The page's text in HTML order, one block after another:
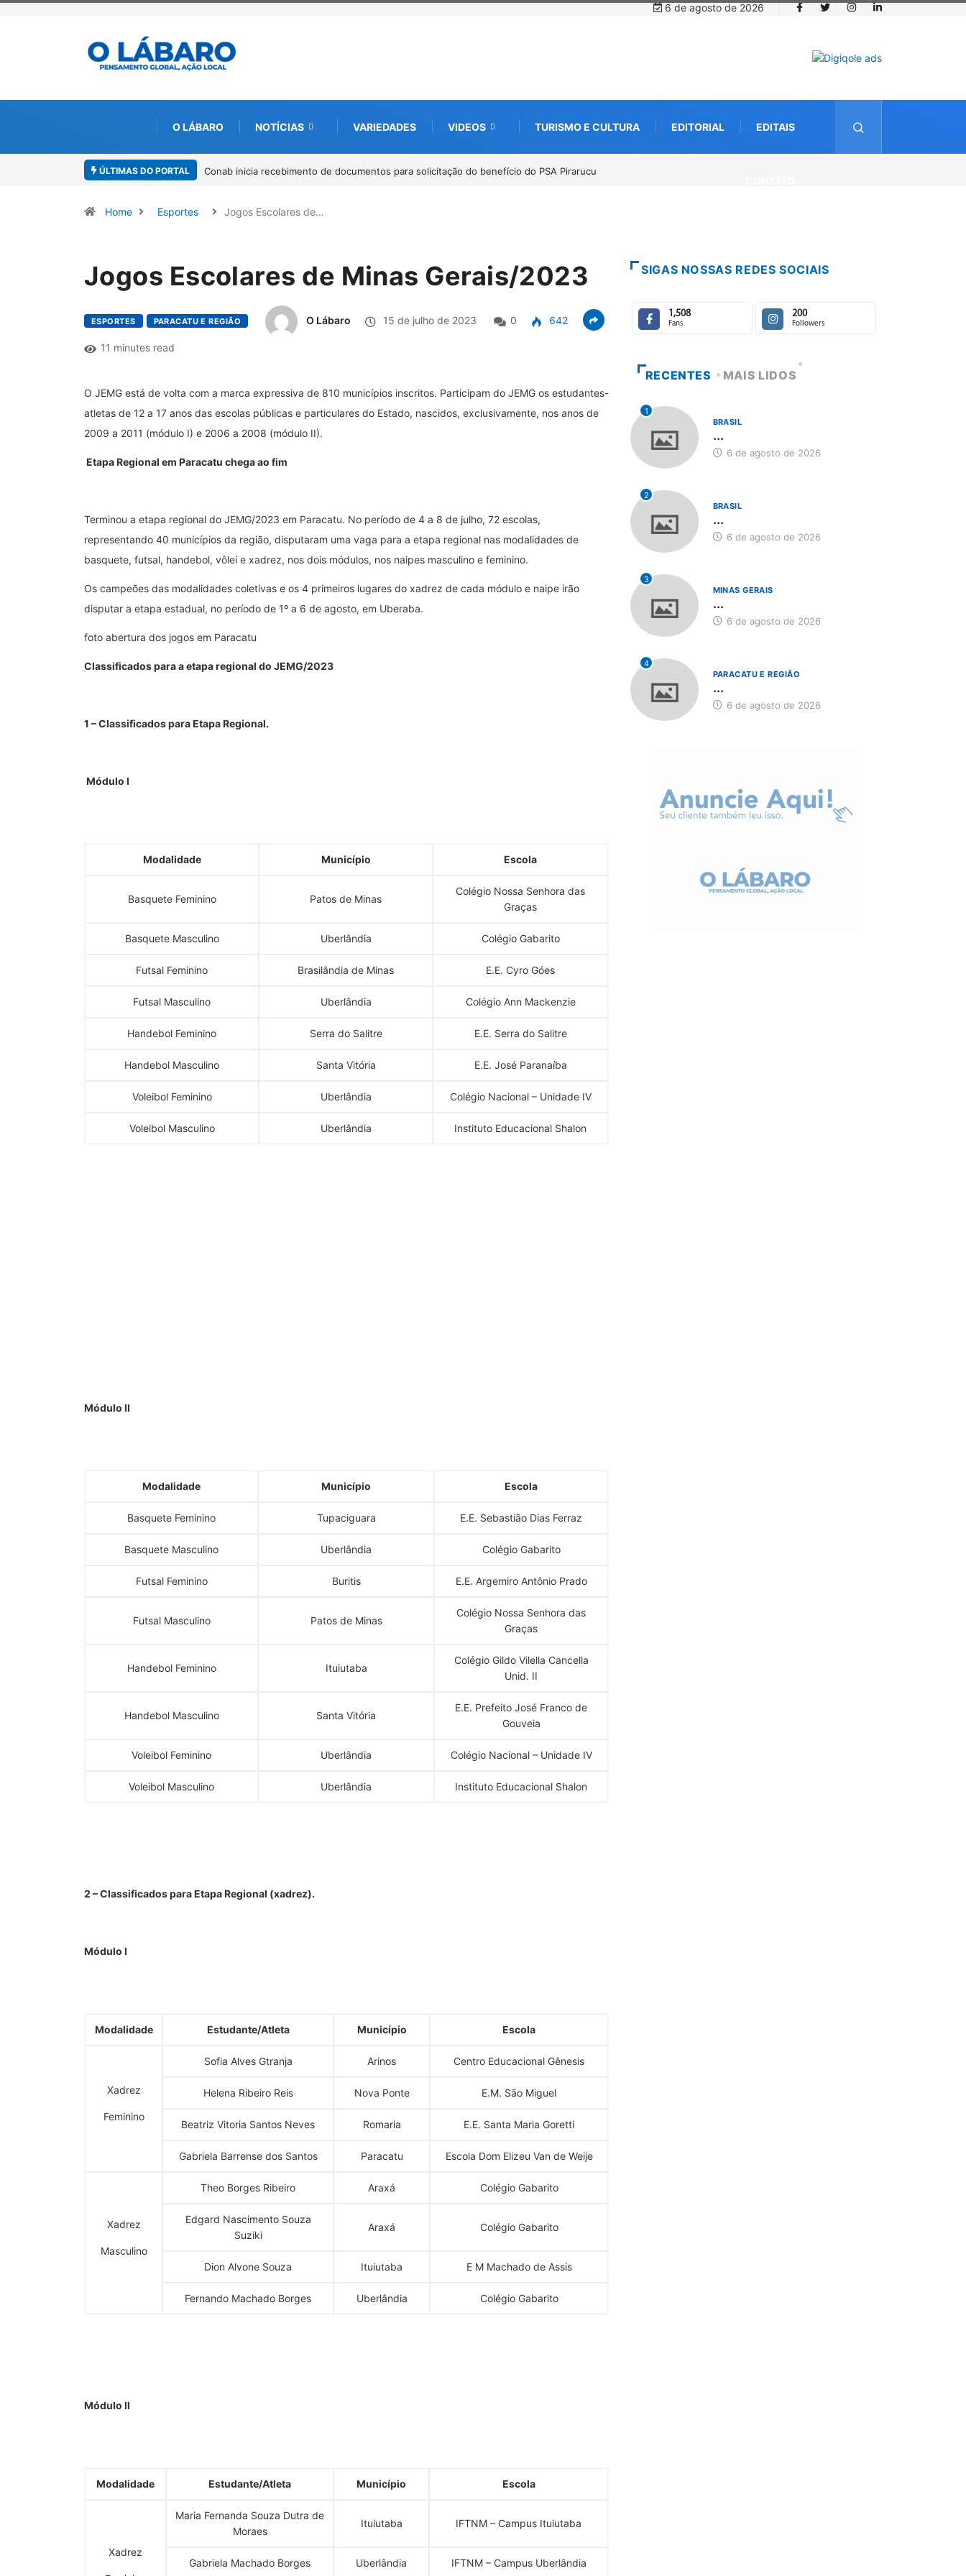
6 de agosto de 2026
O LÁBARO NOTÍCIAS VARIEDADES VIDEOS TURISMO E CULTURA EDITORIAL EDITAIS
ÚLTIMAS DO PORTAL
solicitação do benefício do PSA PirarucuWorkshop internacional debate futuro da piscicultura com espécies nativas da
Home Esportes Jogos Escolares de…
Jogos Escolares de Minas Gerais/2023
ESPORTES PARACATU E REGIÃO O Lábaro 15 de julho de 2023 0 642
11 minutes read
O JEMG está de volta com a marca expressiva de 810 municípios inscritos. Participam do JEMG os estudantes-
atletas de 12 a 17 anos das escolas públicas e particulares do Estado, nascidos, exclusivamente, nos anos de
2009 a 2011 (módulo I) e 2006 a 2008 (módulo II).
Etapa Regional em Paracatu chega ao fim
Terminou a etapa regional do JEMG/2023 em Paracatu. No período de 4 a 8 de julho, 72 escolas,
representando 40 municípios da região, disputaram uma vaga para a etapa regional nas modalidades de
basquete, futsal, handebol, vôlei e xadrez, nos dois módulos, nos naipes masculino e feminino.
Os campeões das modalidades coletivas e os 4 primeiros lugares do xadrez de cada módulo e naipe irão
disputar a etapa estadual, no período de 1º a 6 de agosto, em Uberaba.
foto abertura dos jogos em Paracatu
Classificados para a etapa regional do JEMG/2023
1 – Classificados para Etapa Regional.
Módulo I
Modalidade Município Escola
Basquete Feminino Patos de Minas
Colégio Nossa Senhora das
Graças
Basquete Masculino Uberlândia Colégio Gabarito
Futsal Feminino Brasilândia de Minas E.E. Cyro Góes
Futsal Masculino Uberlândia Colégio Ann Mackenzie
Handebol Feminino Serra do Salitre E.E. Serra do Salitre
Handebol Masculino Santa Vitória E.E. José Paranaíba
Voleibol Feminino Uberlândia Colégio Nacional – Unidade IV
Voleibol Masculino Uberlândia Instituto Educacional Shalon
Módulo II
Modalidade Município Escola
Basquete Feminino Tupaciguara E.E. Sebastião Dias Ferraz
Basquete Masculino Uberlândia Colégio Gabarito
Futsal Feminino Buritis E.E. Argemiro Antônio Prado
Futsal Masculino Patos de Minas
Colégio Nossa Senhora das
Graças
Handebol Feminino Ituiutaba
Colégio Gildo Vilella Cancella
Unid. II
Handebol Masculino Santa Vitória
E.E. Prefeito José Franco de
Gouveia
Voleibol Feminino Uberlândia Colégio Nacional – Unidade IV
Voleibol Masculino Uberlândia Instituto Educacional Shalon
2 – Classificados para Etapa Regional (xadrez).
Módulo I
Modalidade Estudante/Atleta Município Escola
Xadrez
Feminino
Sofia Alves Gtranja Arinos Centro Educacional Gênesis
Helena Ribeiro Reis Nova Ponte E.M. São Miguel
Beatriz Vitoria Santos Neves Romaria E.E. Santa Maria Goretti
Gabriela Barrense dos Santos Paracatu Escola Dom Elizeu Van de Weije
Xadrez
Masculino
Theo Borges Ribeiro Araxá Colégio Gabarito
Edgard Nascimento Souza
Suziki
Araxá Colégio Gabarito
Dion Alvone Souza Ituiutaba E M Machado de Assis
Fernando Machado Borges Uberlândia Colégio Gabarito
Módulo II
Modalidade Estudante/Atleta Município Escola
Xadrez
Maria Fernanda Souza Dutra de
Moraes
Ituiutaba IFTNM – Campus Ituiutaba
Gabriela Machado Borges Uberlândia IFTNM – Campus Uberlândia
SIGAS NOSSAS REDES SOCIAIS
1,508
Fans
200
Followers
RECENTES MAIS LIDOS
1
BRASIL
...
6 de agosto de 2026
2
BRASIL
...
6 de agosto de 2026
3
MINAS GERAIS
...
6 de agosto de 2026
4
PARACATU E REGIÃO
...
6 de agosto de 2026